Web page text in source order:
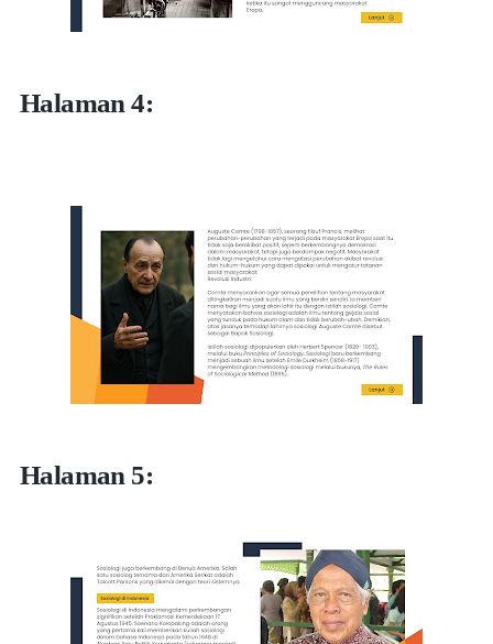
Halaman 4:
Halaman 5: